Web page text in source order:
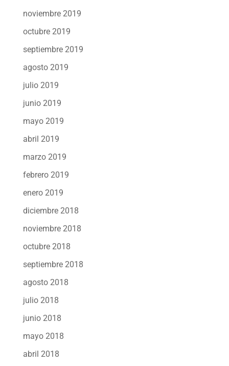
noviembre 2019
octubre 2019
septiembre 2019
agosto 2019
julio 2019
junio 2019
mayo 2019
abril 2019
marzo 2019
febrero 2019
enero 2019
diciembre 2018
noviembre 2018
octubre 2018
septiembre 2018
agosto 2018
julio 2018
junio 2018
mayo 2018
abril 2018